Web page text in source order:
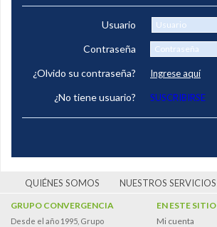
Usuario
Contraseña
¿Olvido su contraseña?
Ingrese aquí
¿No tiene usuario? SUSCRIBIRSE
QUIÉNES SOMOS NUESTROS SERVICIOS
GRUPO CONVERGENCIA
Desde el año 1995, Grupo
EN ESTE SITIO
Mi cuenta